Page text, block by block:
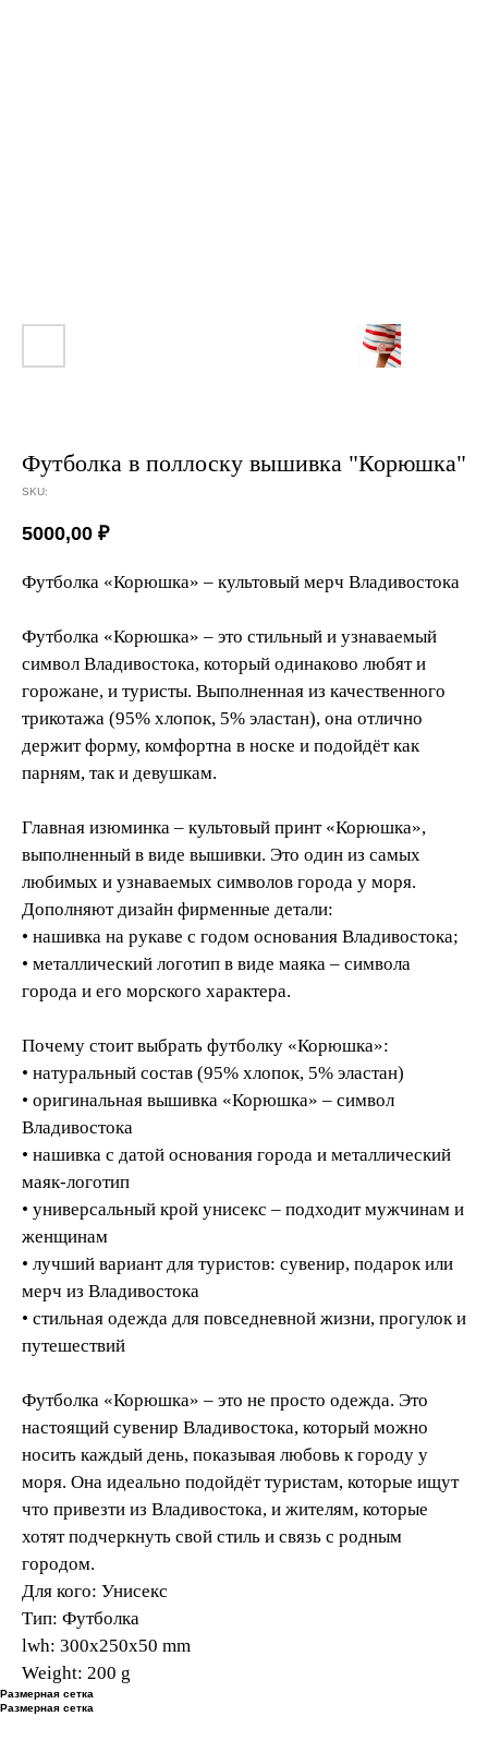
Футболка в поллоску вышивка "Корюшка"
SKU:
5000,00 ₽
Футболка «Корюшка» – культовый мерч Владивостока
Футболка «Корюшка» – это стильный и узнаваемый
символ Владивостока, который одинаково любят и
горожане, и туристы. Выполненная из качественного
трикотажа (95% хлопок, 5% эластан), она отлично
держит форму, комфортна в носке и подойдёт как
парням, так и девушкам.
Главная изюминка – культовый принт «Корюшка»,
выполненный в виде вышивки. Это один из самых
любимых и узнаваемых символов города у моря.
Дополняют дизайн фирменные детали:
• нашивка на рукаве с годом основания Владивостока;
• металлический логотип в виде маяка – символа
города и его морского характера.
Почему стоит выбрать футболку «Корюшка»:
• натуральный состав (95% хлопок, 5% эластан)
• оригинальная вышивка «Корюшка» – символ
Владивостока
• нашивка с датой основания города и металлический
маяк-логотип
• универсальный крой унисекс – подходит мужчинам и
женщинам
• лучший вариант для туристов: сувенир, подарок или
мерч из Владивостока
• стильная одежда для повседневной жизни, прогулок и
путешествий
Футболка «Корюшка» – это не просто одежда. Это
настоящий сувенир Владивостока, который можно
носить каждый день, показывая любовь к городу у
моря. Она идеально подойдёт туристам, которые ищут
что привезти из Владивостока, и жителям, которые
хотят подчеркнуть свой стиль и связь с родным
городом.
Для кого: Унисекс
Тип: Футболка
lwh: 300x250x50 mm
Weight: 200 g
Размерная сетка
Размерная сетка